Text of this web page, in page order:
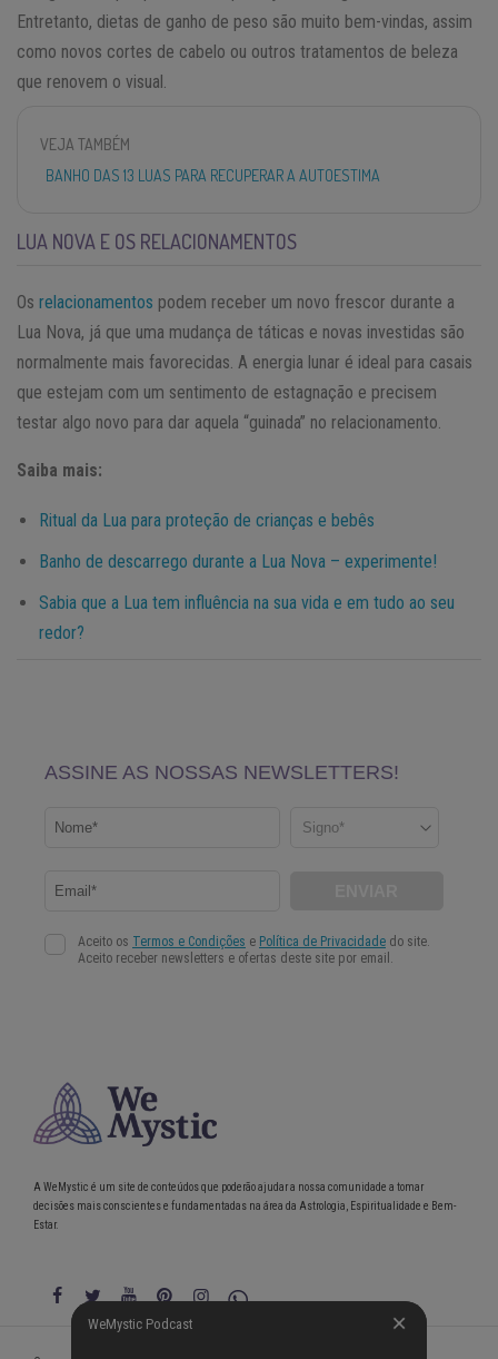
Entretanto, dietas de ganho de peso são muito bem-vindas, assim
como novos cortes de cabelo ou outros tratamentos de beleza
que renovem o visual.
VEJA TAMBÉM
BANHO DAS 13 LUAS PARA RECUPERAR A AUTOESTIMA
LUA NOVA E OS RELACIONAMENTOS
Os relacionamentos podem receber um novo frescor durante a
Lua Nova, já que uma mudança de táticas e novas investidas são
normalmente mais favorecidas. A energia lunar é ideal para casais
que estejam com um sentimento de estagnação e precisem
testar algo novo para dar aquela “guinada” no relacionamento.
Saiba mais:
Ritual da Lua para proteção de crianças e bebês
Banho de descarrego durante a Lua Nova – experimente!
Sabia que a Lua tem influência na sua vida e em tudo ao seu
redor?
WeMystic Podcast
A WeMystic é um site de conteúdos que poderão ajudar a nossa comunidade a tomar
decisões mais conscientes e fundamentadas na área da Astrologia, Espiritualidade e Bem-
Estar.
WeMystic Podcast